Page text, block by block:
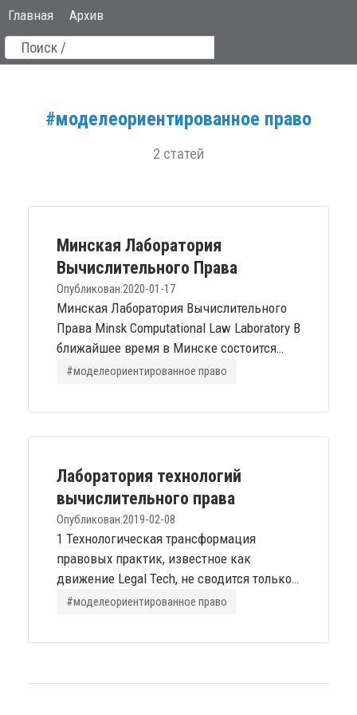
Главная Архив
#моделеориентированное право
2 статей
Минская Лаборатория
Вычислительного Права
Опубликован:2020-01-17
Минская Лаборатория Вычислительного
Права Minsk Computational Law Laboratory В
ближайшее время в Минске состоится
установочное собрание Лаборатории
исследований Вычислительного Права -
знания, позволяющих сетям естественных
и искусственных интеллектуальных
агентов эффективно...
#моделеориентированное право
Лаборатория технологий
вычислительного права
Опубликован:2019-02-08
1 Технологическая трансформация
правовых практик, известное как
движение Legal Tech, не сводится только
к автоматизации работы юристов, "робот-
могут подлежать почти любые стыки
#моделеориентированное право